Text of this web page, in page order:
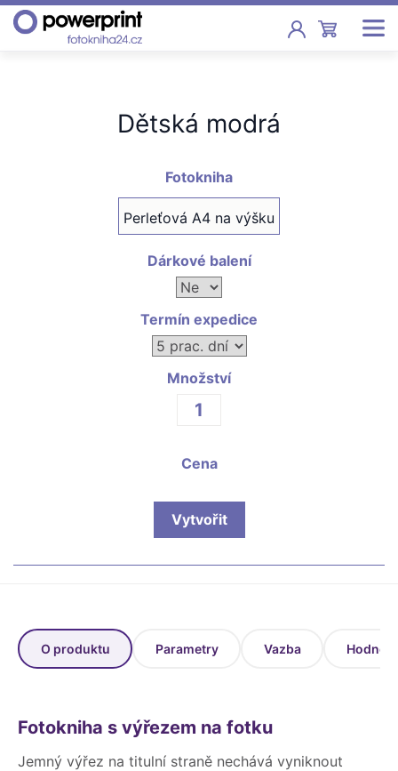
Fotoknihy
Fotokalendáře
Nástěnné, stolní i roční
Tisk fotografií od 2,90 Kč
Rady a kontakty
Dětská modrá
Fotokniha
Perleťová A4 na výšku
Dárkové balení
Termín expedice
Množství
Cena
Vytvořit
O produktu Parametry Vazba
Fotokniha s výřezem na fotku
Jemný výřez na titulní straně nechává vyniknout